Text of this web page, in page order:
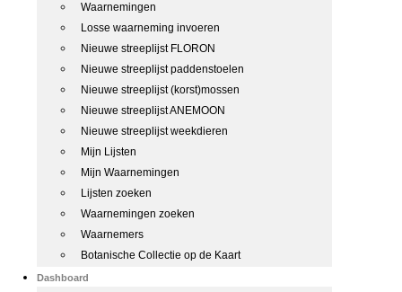
Waarnemingen
Losse waarneming invoeren
Nieuwe streeplijst FLORON
Nieuwe streeplijst paddenstoelen
Nieuwe streeplijst (korst)mossen
Nieuwe streeplijst ANEMOON
Nieuwe streeplijst weekdieren
Mijn Lijsten
Mijn Waarnemingen
Lijsten zoeken
Waarnemingen zoeken
Waarnemers
Botanische Collectie op de Kaart
Dashboard